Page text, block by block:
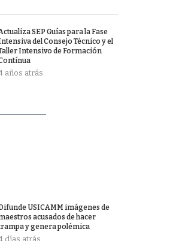
SEP Guías para la Fase
del Consejo Técnico y el
Intensivo de Formación
años atrás
USICAMM imágenes de
acusados de hacer
y genera polémica
días atrás